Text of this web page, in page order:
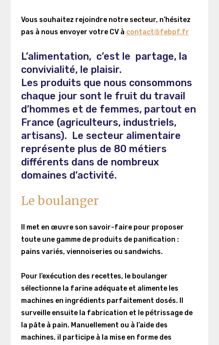
Vous souhaitez rejoindre notre secteur, n’hésitez
pas à nous envoyer votre CV à contact@febpf.fr
L’alimentation, c’est le partage, la
convivialité, le plaisir.
Les produits que nous consommons
chaque jour sont le fruit du travail
d’hommes et de femmes, partout en
France (agriculteurs, industriels,
artisans). Le secteur alimentaire
représente plus de 80 métiers
différents dans de nombreux
domaines d’activité.
Le boulanger
Il met en œuvre son savoir-faire pour proposer
toute une gamme de produits de panification :
pains variés, viennoiseries ou sandwichs.
Pour l’exécution des recettes, le boulanger
sélectionne la farine adéquate et alimente les
machines en ingrédients parfaitement dosés. Il
surveille ensuite la fabrication et le pétrissage de
la pâte à pain. Manuellement ou à l’aide des
machines, il participe à la mise en forme des